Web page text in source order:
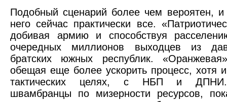
Подобный сценарий более чем вероятен,
него сейчас практически все.
добивая армию и способствуя
очередных миллионов выходцев из
братских южных республик.
обещая еще более ускорить процесс, хотя
тактических целях, с НБП и
швамбранцы по мизерности ресурсов,